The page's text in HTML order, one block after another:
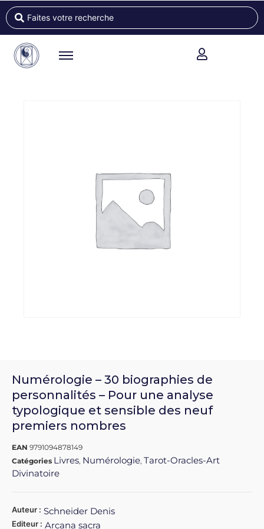
Numérologie – 30 biographies de
personnalités – Pour une analyse
typologique et sensible des neuf
premiers nombres
EAN 9791094878149
Catégories Livres, Numérologie, Tarot-Oracles-Art
Divinatoire
Auteur : Schneider Denis
Editeur : Arcana sacra